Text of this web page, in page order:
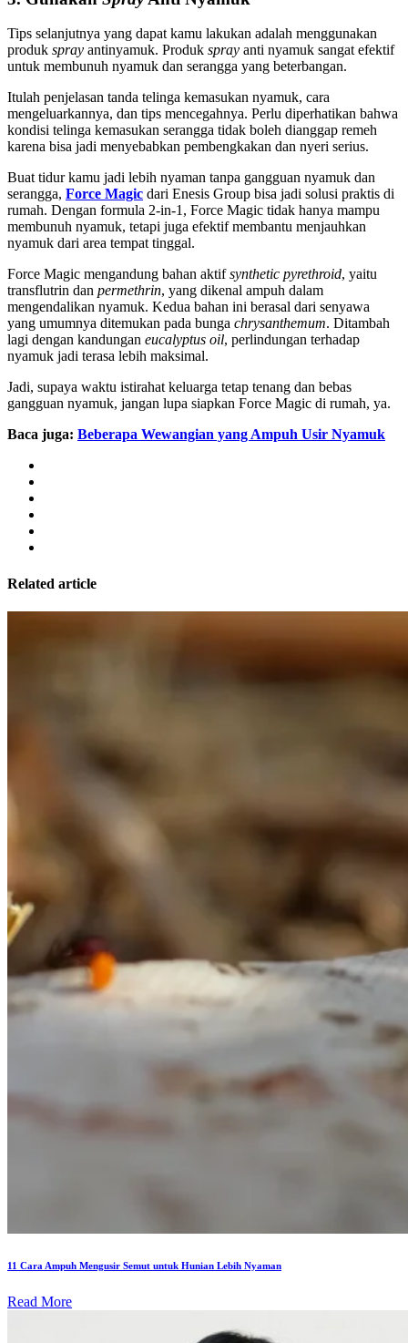
Tips selanjutnya yang dapat kamu lakukan adalah menggunakan
produk spray antinyamuk. Produk spray anti nyamuk sangat efektif
untuk membunuh nyamuk dan serangga yang beterbangan.
Itulah penjelasan tanda telinga kemasukan nyamuk, cara
mengeluarkannya, dan tips mencegahnya. Perlu diperhatikan bahwa
kondisi telinga kemasukan serangga tidak boleh dianggap remeh
karena bisa jadi menyebabkan pembengkakan dan nyeri serius.
Buat tidur kamu jadi lebih nyaman tanpa gangguan nyamuk dan
serangga, Force Magic dari Enesis Group bisa jadi solusi praktis di
rumah. Dengan formula 2-in-1, Force Magic tidak hanya mampu
membunuh nyamuk, tetapi juga efektif membantu menjauhkan
nyamuk dari area tempat tinggal.
Force Magic mengandung bahan aktifsynthetic pyrethroid, yaitu
transflutrin dan permethrin, yang dikenal ampuh dalam
mengendalikan nyamuk. Kedua bahan ini berasal dari senyawa
yang umumnya ditemukan pada bunga chrysanthemum. Ditambah
lagi dengan kandungan eucalyptus oil, perlindungan terhadap
nyamuk jadi terasa lebih maksimal.
Jadi, supaya waktu istirahat keluarga tetap tenang dan bebas
gangguan nyamuk, jangan lupa siapkan Force Magic di rumah, ya.
Baca juga: Beberapa Wewangian yang Ampuh Usir Nyamuk
Related article
11 Cara Ampuh Mengusir Semut untuk Hunian Lebih Nyaman
Read More